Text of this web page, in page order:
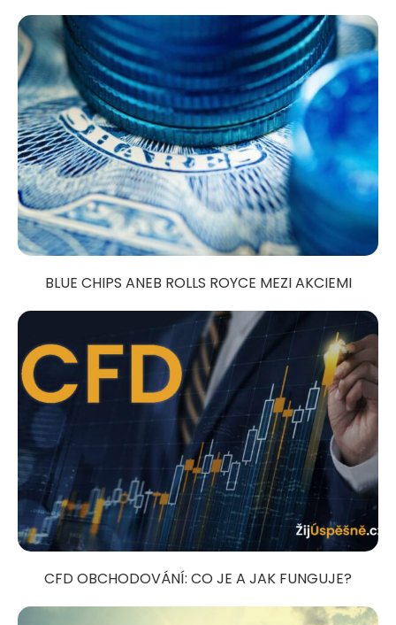
BLUE CHIPS ANEB ROLLS ROYCE MEZI AKCIEMI
CFD OBCHODOVÁNÍ: CO JE A JAK FUNGUJE?